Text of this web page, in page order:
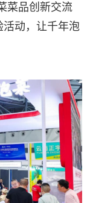
菜品创新交流
活动，让千年泡